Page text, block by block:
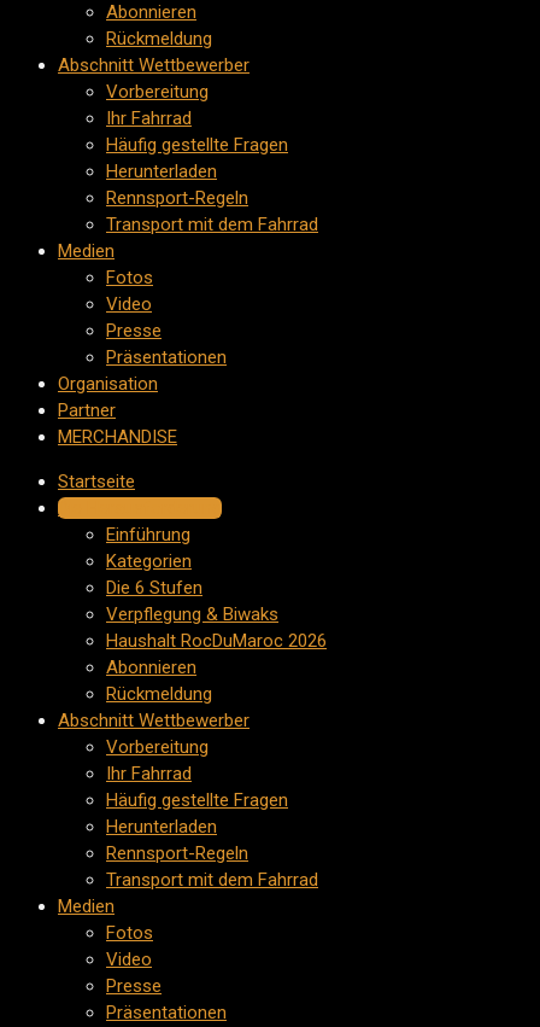
Abonnieren
Rückmeldung
Abschnitt Wettbewerber
Vorbereitung
Ihr Fahrrad
Häufig gestellte Fragen
Herunterladen
Rennsport-Regeln
Transport mit dem Fahrrad
Medien
Fotos
Video
Presse
Präsentationen
Organisation
Partner
MERCHANDISE
Startseite
Die Herausforderung
Einführung
Kategorien
Die 6 Stufen
Verpflegung & Biwaks
Haushalt RocDuMaroc 2026
Abonnieren
Rückmeldung
Abschnitt Wettbewerber
Vorbereitung
Ihr Fahrrad
Häufig gestellte Fragen
Herunterladen
Rennsport-Regeln
Transport mit dem Fahrrad
Medien
Fotos
Video
Presse
Präsentationen